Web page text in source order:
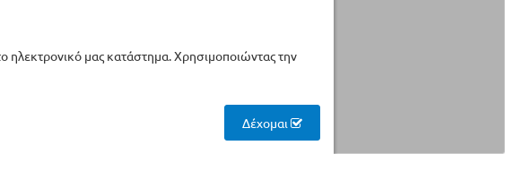
ηλεκτρονικό μας κατάστημα. Χρησιμοποιώντας την
Δέχομαι